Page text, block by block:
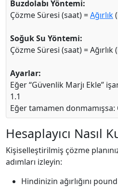
Buzdolabı Yöntemi:
Çözme Süresi (saat) =Ağırlık
Soğuk Su Yöntemi:
Çözme Süresi (saat) = Ağırlık
Ayarlar:
Eğer “Güvenlik Marjı Ekle”
1.1
Eğer tamamen donmamışsa:
Hesaplayıcı Nasıl
Kişiselleştirilmiş çözme
adımları izleyin:
Hindinizin ağırlığını